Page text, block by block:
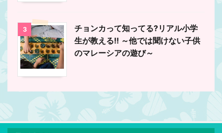
3
チョンカって知ってる?リアル小学
生が教える!! ～他では聞けない子供
のマレーシアの遊び～